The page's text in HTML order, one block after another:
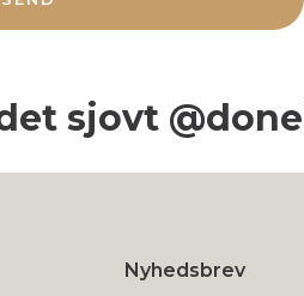
sjovt
Nyhedsbrev